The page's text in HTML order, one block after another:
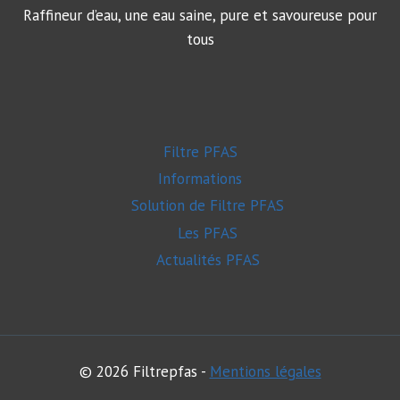
Raffineur d’eau, une eau saine, pure et savoureuse pour
tous
Filtre PFAS
Informations
Solution de Filtre PFAS
Les PFAS
Actualités PFAS
© 2026 Filtrepfas - Mentions légales